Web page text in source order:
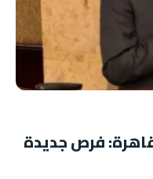
فرص جديدة